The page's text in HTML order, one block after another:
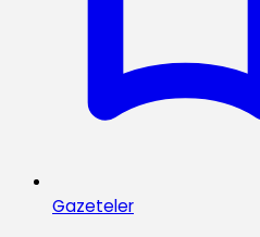
Gazeteler